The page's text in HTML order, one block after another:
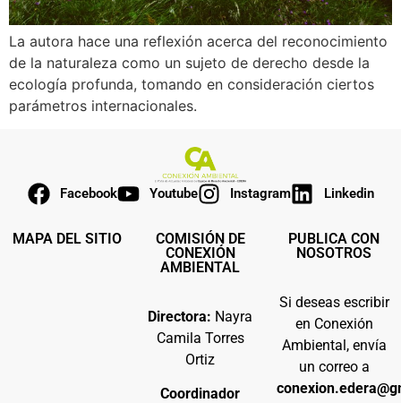
La autora hace una reflexión acerca del reconocimiento
de la naturaleza como un sujeto de derecho desde la
ecología profunda, tomando en consideración ciertos
parámetros internacionales.
Facebook Youtube Instagram Linkedin
MAPA DEL SITIO
COMISIÓN DE
CONEXIÓN
AMBIENTAL
Directora: Nayra
Camila Torres
Ortiz
Coordinador
PUBLICA CON
NOSOTROS
Si deseas escribir
en Conexión
Ambiental, envía
un correo a